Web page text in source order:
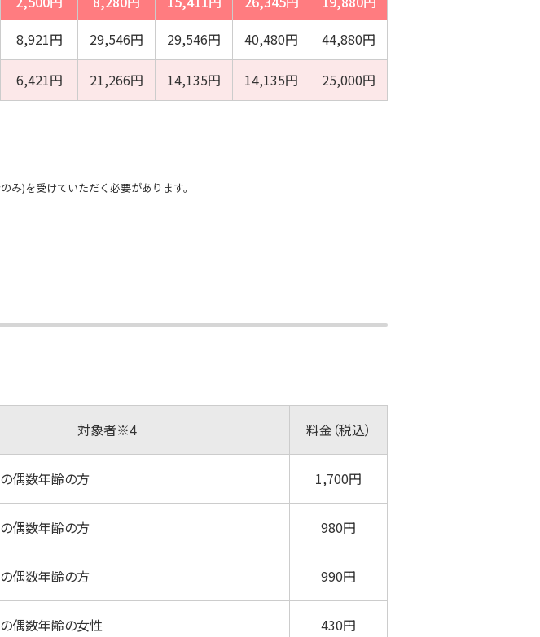
8,921円 29,546円 29,546円 40,480円 44,880円
6,421円 21,266円 14,135円 14,135円 25,000円
)を受けていただく必要があります。
対象者※4 料金（税込）
偶数年齢の方 1,700円
偶数年齢の方 980円
偶数年齢の方 990円
偶数年齢の女性 430円